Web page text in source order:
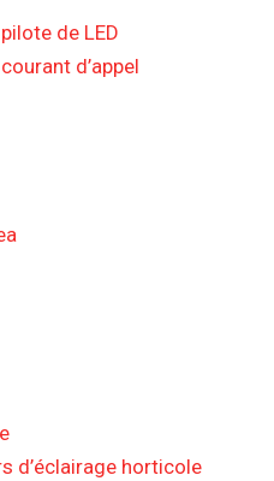
de LED
d’appel
d’éclairage horticole